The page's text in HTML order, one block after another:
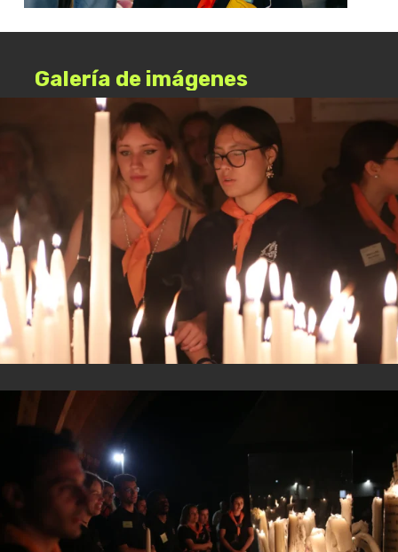
Galería de imágenes